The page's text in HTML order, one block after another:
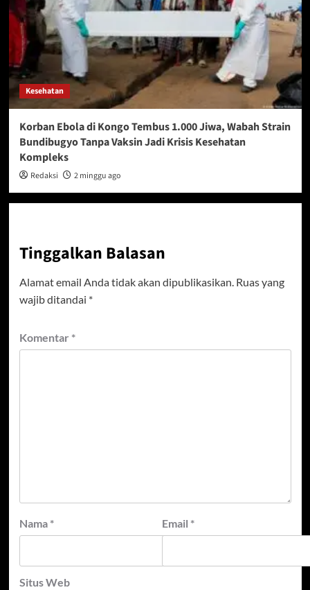
Kesehatan
Korban Ebola di Kongo Tembus 1.000 Jiwa, Wabah Strain
Bundibugyo Tanpa Vaksin Jadi Krisis Kesehatan
Kompleks
Redaksi 2 minggu ago
Tinggalkan Balasan
Alamat email Anda tidak akan dipublikasikan. Ruas yang
wajib ditandai *
Komentar *
Nama * Email *
Situs Web